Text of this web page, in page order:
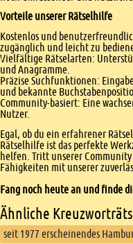
Vorteile unserer Rätselhilfe
Kostenlos und
zugänglich und leicht zu
Vielfältige Rätselarten:
und Anagramme.
Präzise Suchfunktionen:
und bekannte
Community-basiert: Eine
Nutzer.
Egal, ob du ein erfahrener
Rätselhilfe ist das perfekte
helfen. Tritt unserer Community
Fähigkeiten mit unserer
Fang noch heute an und finde
Ähnliche
seit 1977 erscheinendes